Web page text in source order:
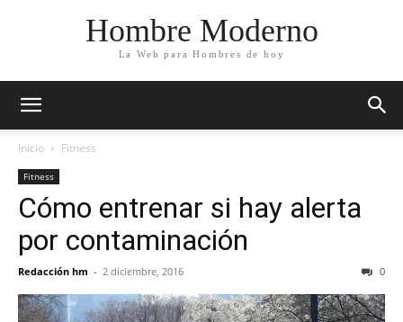
Hombre Moderno
La Web para Hombres de hoy
Inicio Fitness
Fitness
Cómo entrenar si hay alerta
por contaminación
Redacción hm - 2 diciembre, 2016 0